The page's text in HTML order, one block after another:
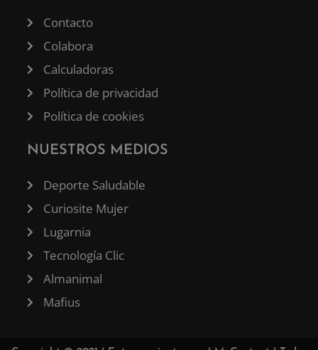
Contacto
Colabora
Calculadoras
Política de privacidad
Política de cookies
NUESTROS MEDIOS
Deporte Saludable
Curiosite Mujer
Lugarnia
Tecnología Clic
Almanimal
Mafius